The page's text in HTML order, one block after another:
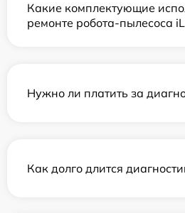
Какие комплектующие
ремонте робота-пылесоса
Нужно ли платить за
Как долго длится